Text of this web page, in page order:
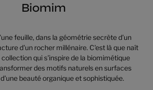
Biomim
feuille, dans la géométrie secrète d'un
d'un rocher millénaire. C'est là que naît
qui s'inspire de la biomimétique
des motifs naturels en surfaces
beauté organique et sophistiquée.